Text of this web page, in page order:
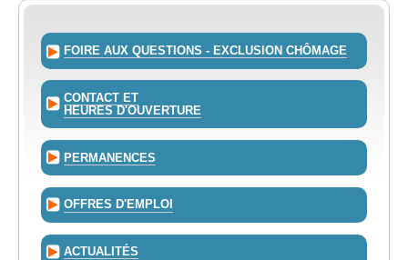
FOIRE AUX QUESTIONS - EXCLUSION CHÔMAGE
CONTACT ET
HEURES D'OUVERTURE
PERMANENCES
OFFRES D'EMPLOI
ACTUALITÉS